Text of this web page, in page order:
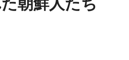
朝鮮人たち